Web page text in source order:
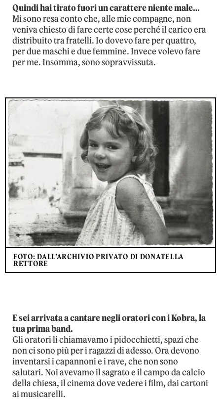
Quindi hai tirato fuori un carattere niente male…
Mi sono resa conto che, alle mie compagne, non
veniva chiesto di fare certe cose perché il carico era
distribuito tra fratelli. Io dovevo fare per quattro,
per due maschi e due femmine. Invece volevo fare
per me. Insomma, sono sopravvissuta.
FOTO: DALL’ARCHIVIO PRIVATO DI DONATELLA
RETTORE
E sei arrivata a cantare negli oratori con i Kobra, la
tua prima band.
Gli oratori li chiamavamo i pidocchietti, spazi che
non ci sono più per i ragazzi di adesso. Ora devono
inventarsi i capannoni e i rave, che non sono
salutari. Noi avevamo il sagrato e il campo da calcio
della chiesa, il cinema dove vedere i film, dai cartoni
ai musicarelli.